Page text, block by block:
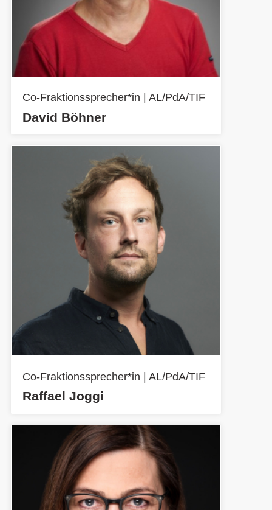
Co-Fraktionssprecher*in | AL/PdA/TIF
David Böhner
Co-Fraktionssprecher*in | AL/PdA/TIF
Raffael Joggi